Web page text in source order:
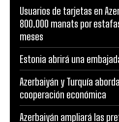
Usuarios de tarjetas en
800.000 manats por
meses
Estonia abrirá una
Azerbaiyán y Turquía
cooperación económica
Azerbaiyán ampliará las